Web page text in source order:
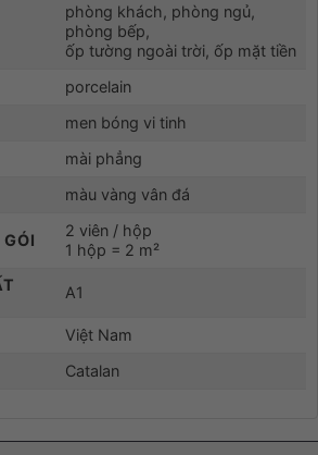
phòng khách, phòng ngủ,
phòng bếp,
ốp tường ngoài trời, ốp mặt tiền
porcelain
men bóng vi tinh
mài phẳng
màu vàng vân đá
2 viên / hộp
1 hộp = 2 m²
A1
Việt Nam
Catalan